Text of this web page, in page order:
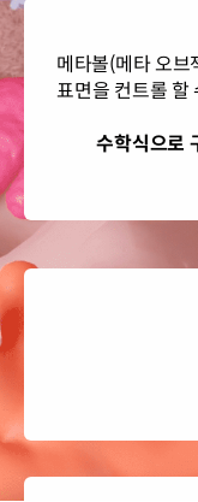
메타볼(메타 오브
표면을 컨트롤 할
수학식으로